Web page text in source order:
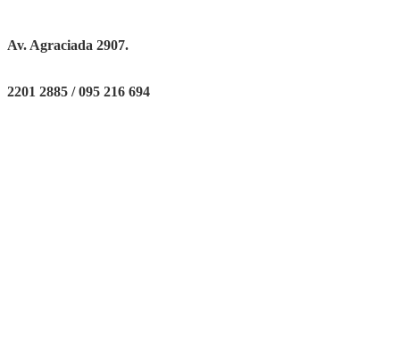
Av. Agraciada 2907.
2201 2885 / 095 216 694